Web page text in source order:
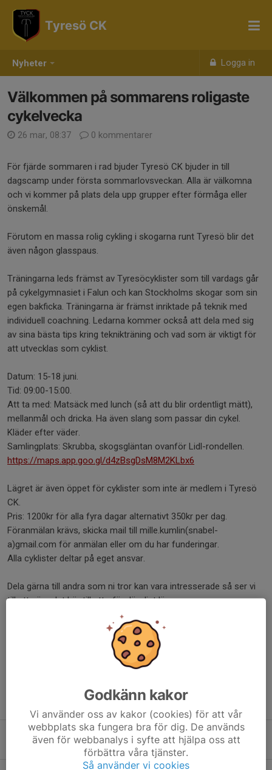
Nyheter Logga in
Tyresö CK
Välkommen på sommarens roligaste
cykelvecka
26 mar, 08:37 0 kommentarer
För fjärde sommaren i rad bjuder Tyresö CK bjuder in till
dagscamp under första sommarlovsveckan. Alla är välkomna
och vi kommer på plats dela upp grupper efter förmåga eller
önskemål.
Förutom en massa rolig cykling i skogarna runt Tyresö blir det
även någon glasspaus.
Träningarna leds främst av Tyresöcyklister som till vardags går
på cykelgymnasiet i Falun och kan Stockholms skogar som sin
egen bakficka. Träningarna är främst inriktade på teknik med
individuell coachning. Ledarna kommer också att dela med sig
av sina bästa tips kring teknikträning och vad som är viktigt för
att utvecklas som cyklist.
Datum: 15-18 juni.
Tid: 09:00-15:00.
Att ta med: Matsäck med lunch (så att du blir ordentligt mätt),
mellanmål och dricka. Ha även slang som passar din cykel.
Kläder efter väder.
Samlingplats: Skrubba, skogsgläntan ovanför Lidl-rondellen.
https://maps.app.goo.gl/d4zBsgDsM8M2KLbx6
Lägret är även öppet för cyklister som inte är medlem i Tyresö
CK.
Pris: 1200kr för alla fyra dagar alternativt 350kr per dag.
Föranmälan krävs, skicka mail till mille.kumlin(snabel-
a)gmail.com för anmälan eller om du har funderingar.
Alla cyklister deltar på eget ansvar.
Dela gärna till andra som ni tror kan vara intresserade så ser vi
till att göra det här till ett oförglömligt läger.
Tidigare nyheter
Inställd träning tors 14/5 Kristihimmel
12 maj, 14:46 0
Godkänn kakor
Vi använder oss av kakor (cookies) för att vår
webbplats ska fungera bra för dig. De används
även för webbanalys i syfte att hjälpa oss att
förbättra våra tjänster.
Så använder vi cookies